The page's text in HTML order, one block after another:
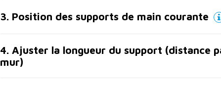
3. Position des supports de main courante
4. Ajuster la longueur du support (distance
mur)